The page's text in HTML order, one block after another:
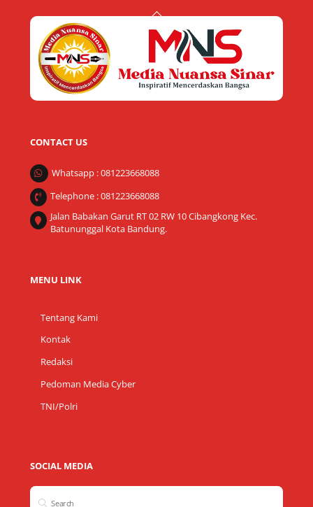
Back
Top
CONTACT US
Whatsapp : 081223668088
Telephone : 081223668088
Jalan Babakan Garut RT 02 RW 10 Cibangkong Kec.
Batununggal Kota Bandung.
MENU LINK
Tentang Kami
Kontak
Redaksi
Pedoman Media Cyber
TNI/Polri
SOCIAL MEDIA